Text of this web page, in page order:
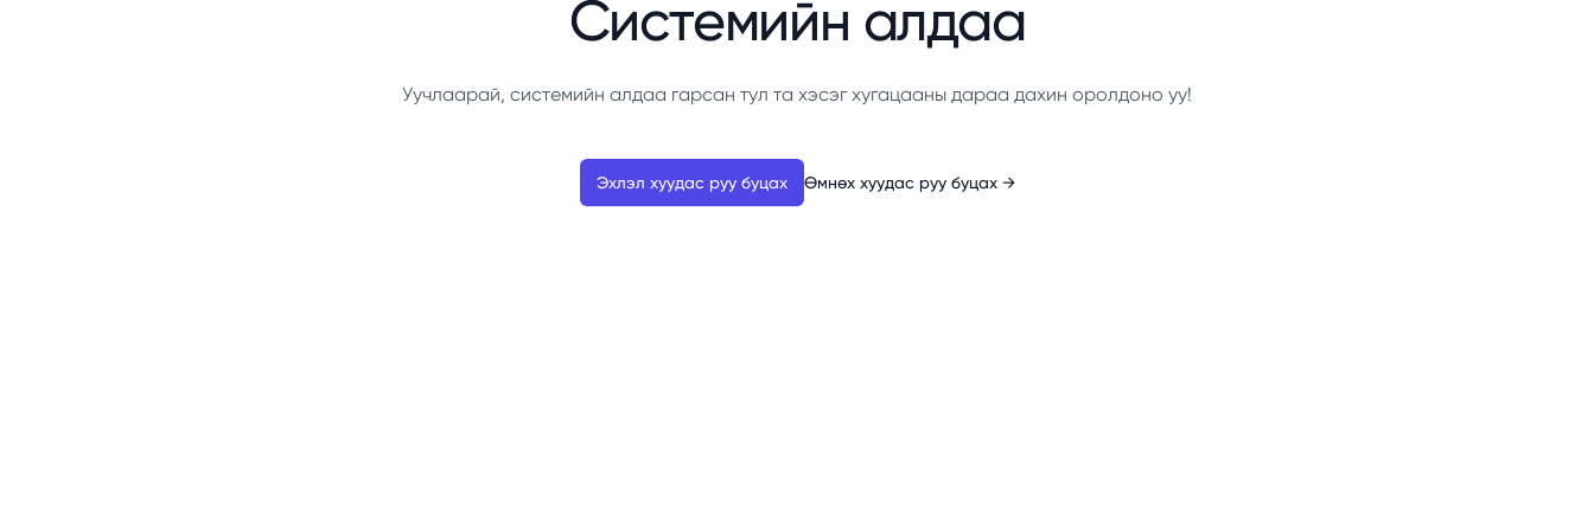
Системийн алдаа
Уучлаарай, системийн алдаа гарсан тул та хэсэг хугацааны дараа дахин оролдоно уу!
Эхлэл хуудас руу буцах Өмнөх хуудас руу буцах →